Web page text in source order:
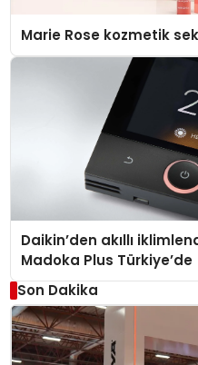
Marie Rose kozmetik
Daikin’den akıllı
Madoka Plus Türkiye’de
Son Dakika